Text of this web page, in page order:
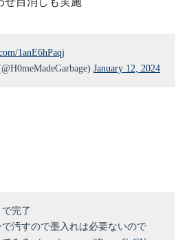
1anE6hPaqj
January 12, 2024
完了
汚すので墨入れは必要ないので